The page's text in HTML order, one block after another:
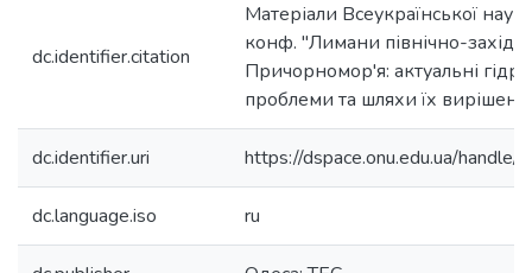
dc.identifier.citation
Матеріали Всеукраїнської
конф. "Лимани північно-
Причорномор'я: актуальні
проблеми та шляхи їх
dc.identifier.uri https://dspace.onu.edu.ua/
dc.language.iso ru